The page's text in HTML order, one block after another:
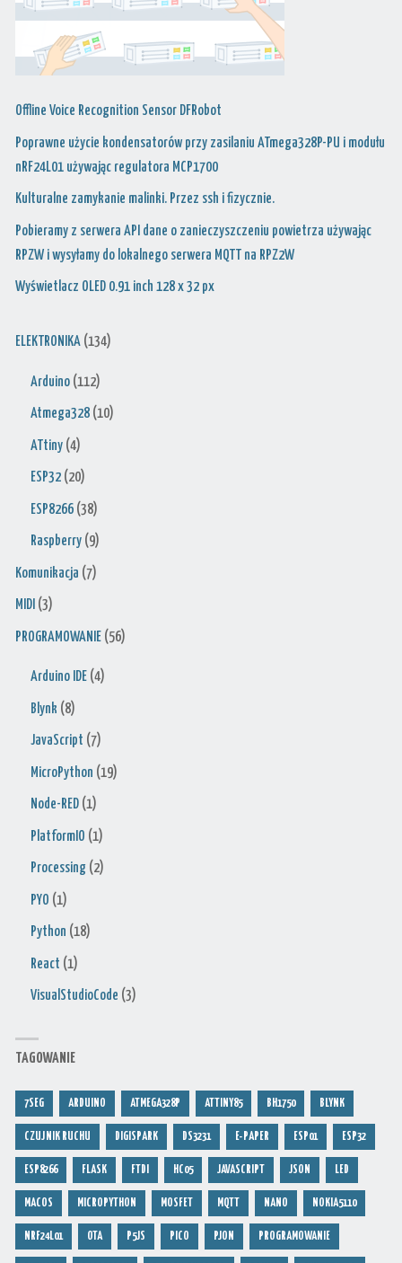
Offline Voice Recognition Sensor DFRobot
Poprawne użycie kondensatorów przy zasilaniu ATmega328P-PU i modułu
nRF24L01 używając regulatora MCP1700
Kulturalne zamykanie malinki. Przez ssh i fizycznie.
Pobieramy z serwera API dane o zanieczyszczeniu powietrza używając
RPZW i wysyłamy do lokalnego serwera MQTT na RPZ2W
Wyświetlacz OLED 0.91 inch 128 x 32 px
ELEKTRONIKA (134)
Arduino (112)
Atmega328 (10)
ATtiny (4)
ESP32 (20)
ESP8266 (38)
Raspberry (9)
Komunikacja (7)
MIDI (3)
PROGRAMOWANIE (56)
Arduino IDE (4)
Blynk (8)
JavaScript (7)
MicroPython (19)
Node-RED (1)
PlatformIO (1)
Processing (2)
PYO (1)
Python (18)
React (1)
VisualStudioCode (3)
TAGOWANIE
7SEG ARDUINO ATMEGA328P ATTINY85 BH1750 BLYNK
CZUJNIK RUCHU DIGISPARK DS3231 E-PAPER ESP01 ESP32
ESP8266 FLASK FTDI HC05 JAVASCRIPT JSON LED
MACOS MICROPYTHON MOSFET MQTT NANO NOKIA5110
NRF24L01 OTA P5JS PICO PJON PROGRAMOWANIE